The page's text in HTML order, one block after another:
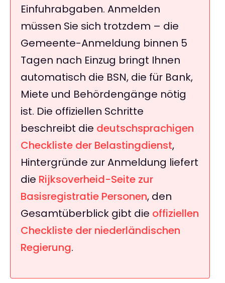
Einfuhrabgaben. Anmelden
müssen Sie sich trotzdem – die
Gemeente-Anmeldung binnen 5
Tagen nach Einzug bringt Ihnen
automatisch die BSN, die für Bank,
Miete und Behördengänge nötig
ist. Die offiziellen Schritte
beschreibt die deutschsprachigen
Checkliste der Belastingdienst,
Hintergründe zur Anmeldung liefert
die Rijksoverheid-Seite zur
Basisregistratie Personen, den
Gesamtüberblick gibt die offiziellen
Checkliste der niederländischen
Regierung.